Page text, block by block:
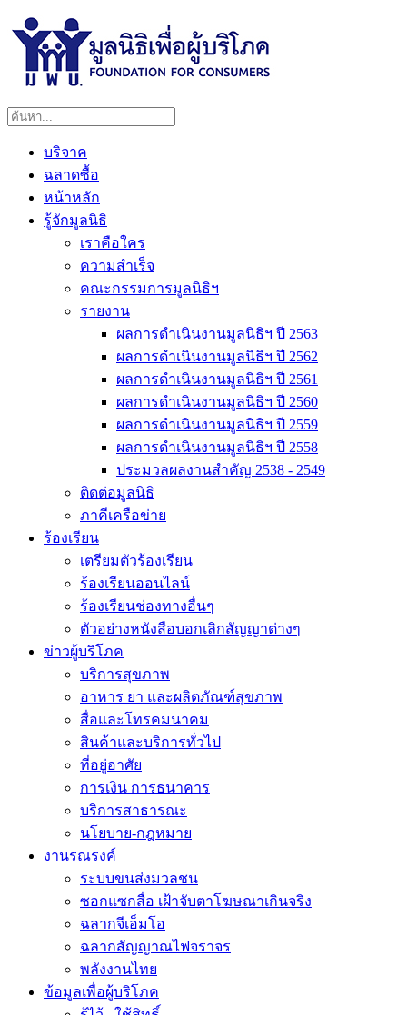
บริจาค
ฉลาดซื้อ
หน้าหลัก
รู้จักมูลนิธิ
เราคือใคร
ความสำเร็จ
คณะกรรมการมูลนิธิฯ
รายงาน
ผลการดำเนินงานมูลนิธิฯ ปี 2563
ผลการดำเนินงานมูลนิธิฯ ปี 2562
ผลการดำเนินงานมูลนิธิฯ ปี 2561
ผลการดำเนินงานมูลนิธิฯ ปี 2560
ผลการดำเนินงานมูลนิธิฯ ปี 2559
ผลการดำเนินงานมูลนิธิฯ ปี 2558
ประมวลผลงานสำคัญ 2538 - 2549
ติดต่อมูลนิธิ
ภาคีเครือข่าย
ร้องเรียน
เตรียมตัวร้องเรียน
ร้องเรียนออนไลน์
ร้องเรียนช่องทางอื่นๆ
ตัวอย่างหนังสือบอกเลิกสัญญาต่างๆ
ข่าวผู้บริโภค
บริการสุขภาพ
อาหาร ยา และผลิตภัณฑ์สุขภาพ
สื่อและโทรคมนาคม
สินค้าและบริการทั่วไป
ที่อยู่อาศัย
การเงิน การธนาคาร
บริการสาธารณะ
นโยบาย-กฎหมาย
งานรณรงค์
ระบบขนส่งมวลชน
ซอกแซกสื่อ เฝ้าจับตาโฆษณาเกินจริง
ฉลากจีเอ็มโอ
ฉลากสัญญาณไฟจราจร
พลังงานไทย
ข้อมูลเพื่อผู้บริโภค